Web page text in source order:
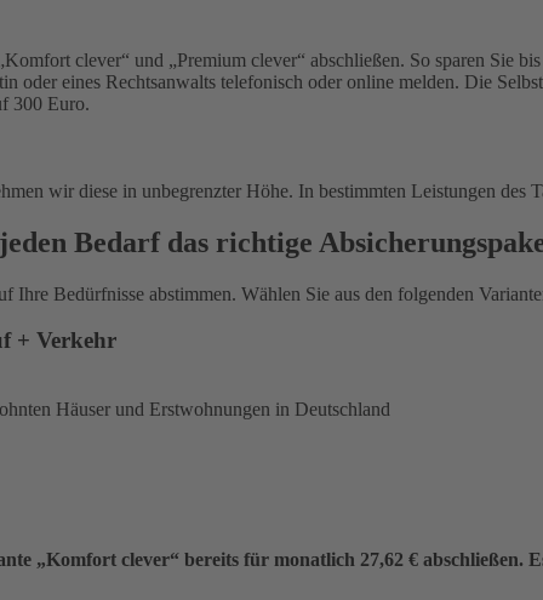
clever“ und „Premium clever“ abschließen. So sparen Sie
oder eines Rechtsanwalts telefonisch oder online melden. Die
300 Euro.
wir diese in unbegrenzter Höhe. In bestimmten Leistungen des
Bedarf das richtige
Ihre Bedürfnisse abstimmen. Wählen Sie aus den folgenden
+ Verkehr
Häuser und Erstwohnungen in Deutschland
„Komfort clever“ bereits für monatlich 27,62 € abschließen.